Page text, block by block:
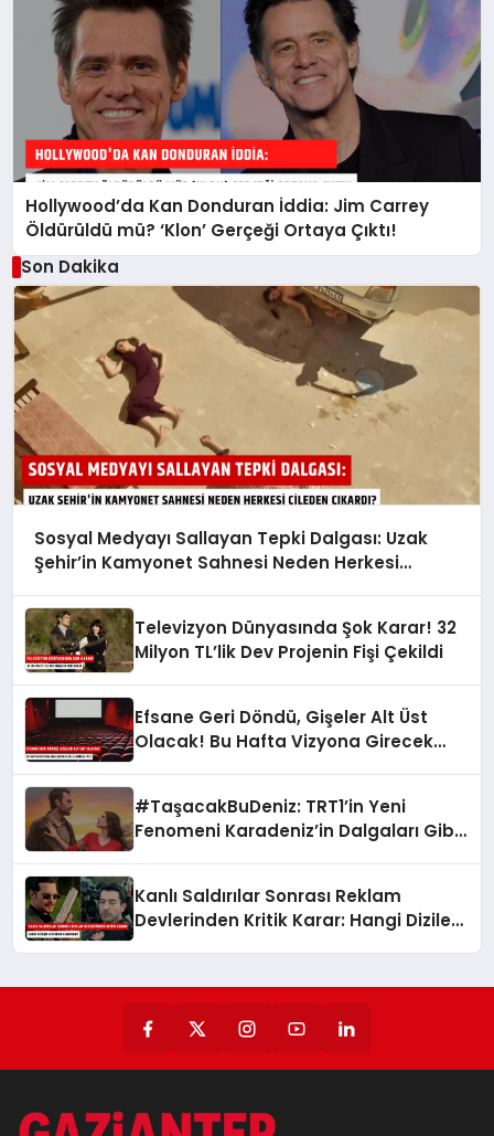
Hollywood’da Kan Donduran İddia: Jim Carrey
Öldürüldü mü? ‘Klon’ Gerçeği Ortaya Çıktı!
Son Dakika
Sosyal Medyayı Sallayan Tepki Dalgası: Uzak
Şehir’in Kamyonet Sahnesi Neden Herkesi
Televizyon Dünyasında Şok Karar! 32
Milyon TL’lik Dev Projenin Fişi Çekildi
Efsane Geri Döndü, Gişeler Alt Üst
Olacak! Bu Hafta Vizyona Girecek
#TaşacakBuDeniz: TRT1’in Yeni
Fenomeni Karadeniz’in Dalgaları Gibi
Kanlı Saldırılar Sonrası Reklam
Devlerinden Kritik Karar: Hangi Diziler